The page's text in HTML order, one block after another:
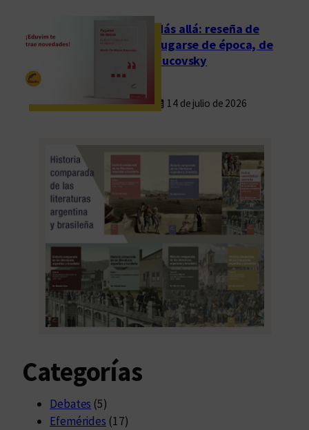
Más allá: reseña de
Fugarse de época, de
Rucovsky
14 de julio de 2026
Categorías
Debates (5)
Efemérides (17)